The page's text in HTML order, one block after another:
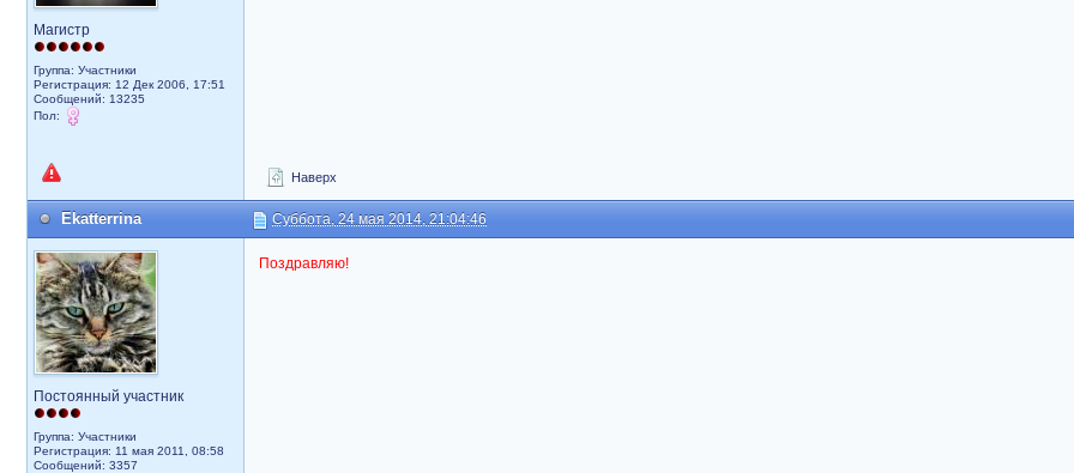
Магистр
Группа: Участники
Регистрация: 12 Дек 2006, 17:51
Сообщений: 13235
Пол:
Наверх
Ekatterrina Суббота, 24 мая 2014, 21:04:46
Постоянный участник
Группа: Участники
Регистрация: 11 мая 2011, 08:58
Сообщений: 3357
Поздравляю!